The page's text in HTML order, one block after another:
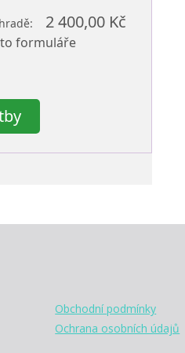
2 400,00 Kč
formuláře
Obchodní podmínky
Ochrana osobních údajů